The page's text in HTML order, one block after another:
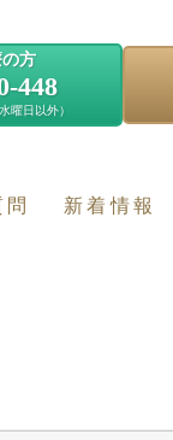
方
448
曜日以外）
新着情報